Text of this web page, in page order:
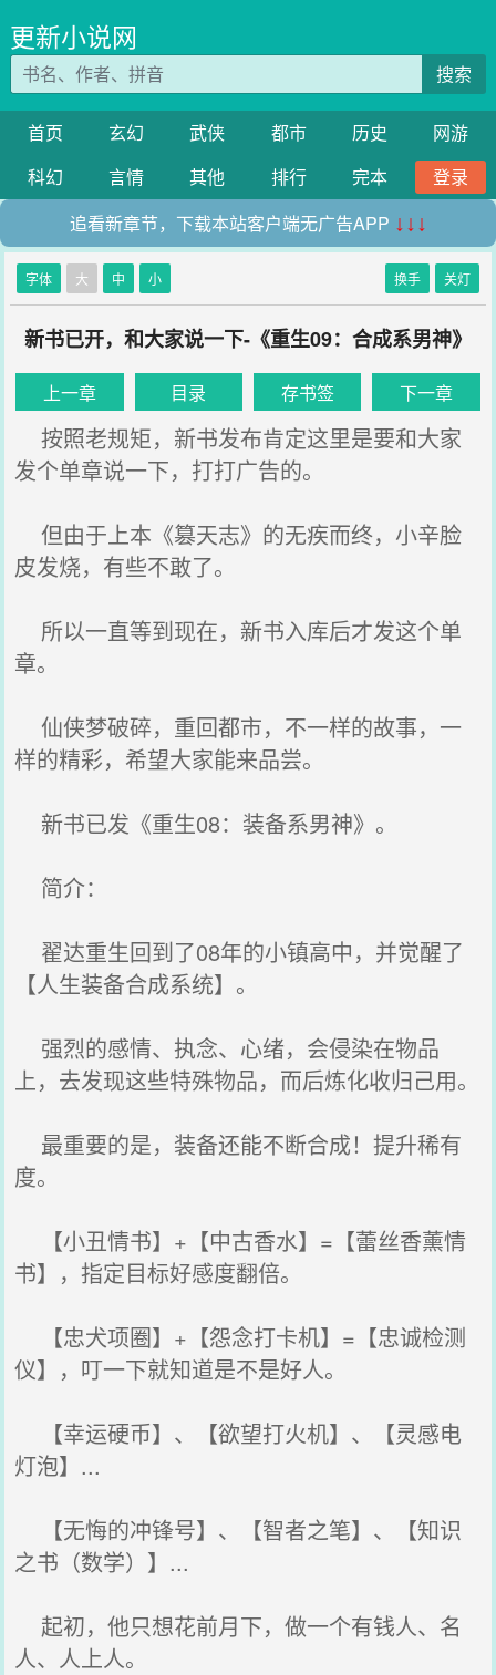
更新小说网
搜索
首页 玄幻 武侠 都市 历史
网游
科幻
言情 其他 排行 完本
登录
追看新章节，下载本站客户端无广告APP ↓↓↓
字体 大 中 小 换手 关灯
新书已开，和大家说一下-《重生09：合成系男神》
上一章 目录 存书签 下一章
按照老规矩，新书发布肯定这里是要和大家
发个单章说一下，打打广告的。
但由于上本《篡天志》的无疾而终，小辛脸
皮发烧，有些不敢了。
所以一直等到现在，新书入库后才发这个单
章。
仙侠梦破碎，重回都市，不一样的故事，一
样的精彩，希望大家能来品尝。
新书已发《重生08：装备系男神》。
简介：
翟达重生回到了08年的小镇高中，并觉醒了
【人生装备合成系统】。
强烈的感情、执念、心绪，会侵染在物品
上，去发现这些特殊物品，而后炼化收归己用。
最重要的是，装备还能不断合成！提升稀有
度。
【小丑情书】+【中古香水】=【蕾丝香薰情
书】，指定目标好感度翻倍。
【忠犬项圈】+【怨念打卡机】=【忠诚检测
仪】，叮一下就知道是不是好人。
【幸运硬币】、【欲望打火机】、【灵感电
灯泡】...
【无悔的冲锋号】、【智者之笔】、【知识
之书（数学）】...
起初，他只想花前月下，做一个有钱人、名
人、人上人。